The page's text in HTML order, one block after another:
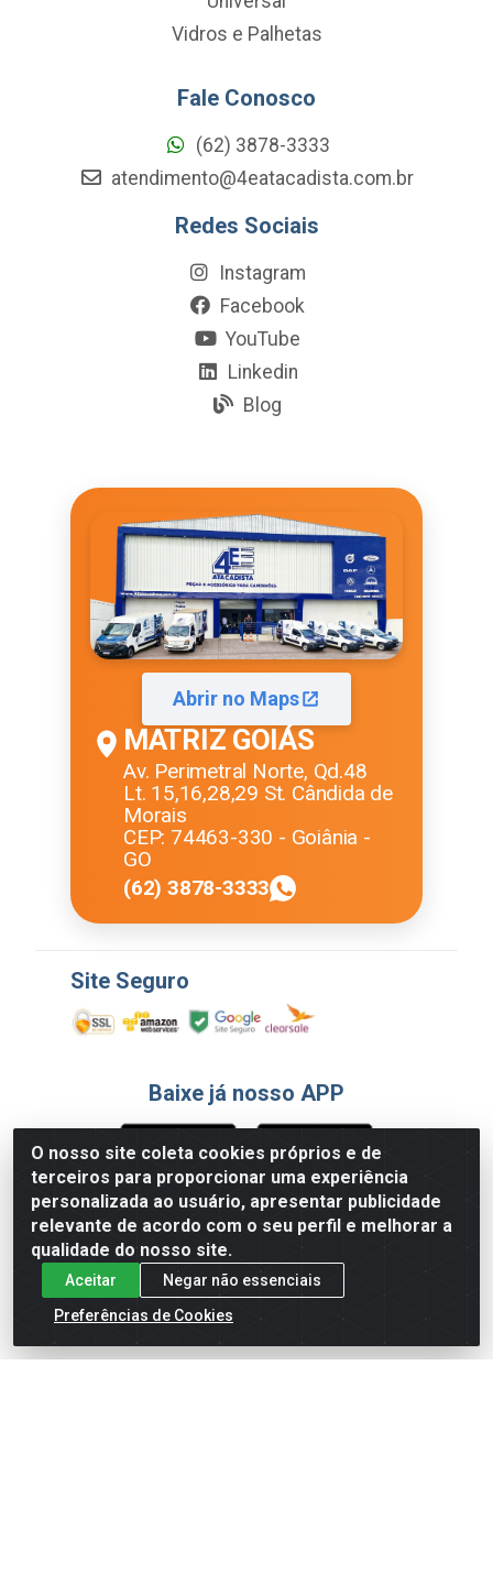
O nosso site coleta cookies próprios e de
terceiros para proporcionar uma experiência
personalizada ao usuário, apresentar publicidade
relevante de acordo com o seu perfil e melhorar a
qualidade do nosso site.
Aceitar
Negar não essenciais
Preferências de Cookies
Vidros e Palhetas
Fale Conosco
(62) 3878-3333
atendimento@4eatacadista.com.br
Redes Sociais
Instagram
Facebook
YouTube
Linkedin
Blog
Abrir no Maps
MATRIZ GOIÁS
Av. Perimetral Norte, Qd.48
Lt. 15,16,28,29 St. Cândida de
Morais
CEP: 74463-330 - Goiânia -
GO
(62) 3878-3333
Site Seguro
Baixe já nosso APP
Formas de Pagamento